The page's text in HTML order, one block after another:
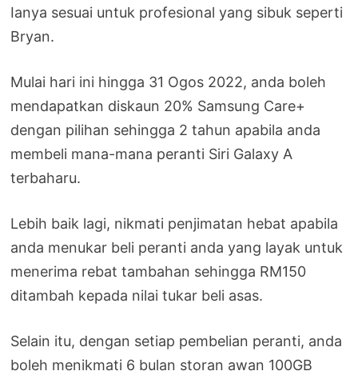
Ianya sesuai untuk profesional yang sibuk seperti
Bryan.
Mulai hari ini hingga 31 Ogos 2022, anda boleh
mendapatkan diskaun 20% Samsung Care+
dengan pilihan sehingga 2 tahun apabila anda
membeli mana-mana peranti Siri Galaxy A
terbaharu.
Lebih baik lagi, nikmati penjimatan hebat apabila
anda menukar beli peranti anda yang layak untuk
menerima rebat tambahan sehingga RM150
ditambah kepada nilai tukar beli asas.
Selain itu, dengan setiap pembelian peranti, anda
boleh menikmati 6 bulan storan awan 100GB